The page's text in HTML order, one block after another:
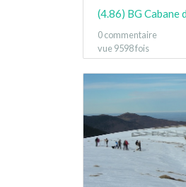
0 commentaire
vue 9598 fois